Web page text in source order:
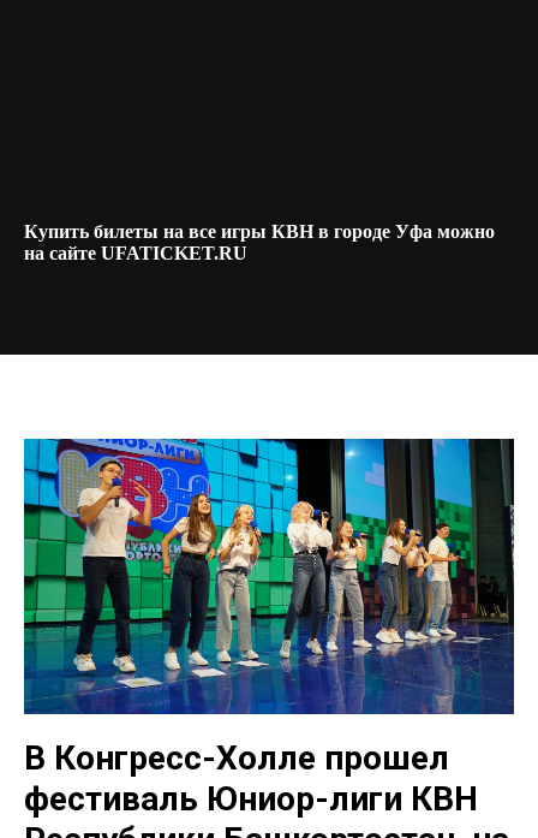
Купить билеты на все игры КВН в городе Уфа можно
на сайте UFATICKET.RU
В Конгресс-Холле прошел
фестиваль Юниор-лиги КВН